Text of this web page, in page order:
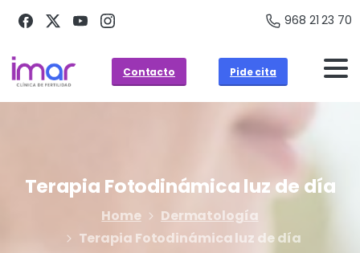
968 21 23 70
Contacto Pide cita
Terapia Fotodinámicaluz de día
Home
Dermatología
Terapia Fotodinámica luz de día